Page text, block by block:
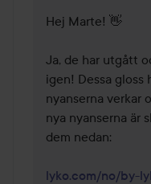
Hej Marte! 👋
Ja, de har utgått
igen! Dessa
nyanserna verkar
nya nyanserna är
dem nedan:
lyko.com/no/by-